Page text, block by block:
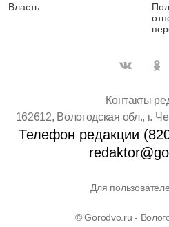
Власть
Контакты
162612, Вологодская обл., г.
Телефон редакции
Для
© Gorodvo.ru -